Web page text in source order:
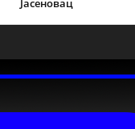
Јасеновац